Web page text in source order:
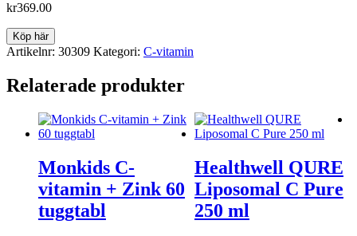
kr369.00
Köp här
Artikelnr: 30309 Kategori: C-vitamin
Relaterade produkter
Monkids C-
vitamin + Zink 60
tuggtabl
Healthwell QURE
Liposomal C Pure
250 ml